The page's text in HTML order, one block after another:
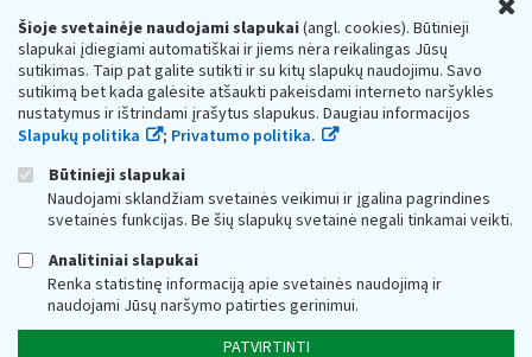
Šioje svetainėje naudojami slapukai(angl. cookies). Būtinieji
slapukai įdiegiami automatiškai ir jiems nėra reikalingas Jūsų
sutikimas. Taip pat galite sutikti ir su kitų slapukų naudojimu. Savo
sutikimą bet kada galėsite atšaukti pakeisdami interneto naršyklės
nustatymus ir ištrindami įrašytus slapukus. Daugiau informacijos
Slapukų politika
; Privatumo politika.
Būtinieji slapukai
Naudojami sklandžiam svetainės veikimui ir įgalina pagrindines
svetainės funkcijas. Be šių slapukų svetainė negali tinkamai veikti.
Analitiniai slapukai
Renka statistinę informaciją apie svetainės naudojimą ir
naudojami Jūsų naršymo patirties gerinimui.
PATVIRTINTI
Respublikos finansų ministerijos
Biudžetinė įstaiga. Juridinio asmens kodas — 188659752,
adresas: Vasario 16-osios g. 14, 01107 Vilnius, Lietuva, el.paštas:
vmi@vmi.lt, E. pristatymo dėžutės adresas 188659752
Duomenys apie Valstybinę mokesčių inspekciją prie Lietuvos
Respublikos finansų ministerijos kaupiami ir saugomi Juridinių